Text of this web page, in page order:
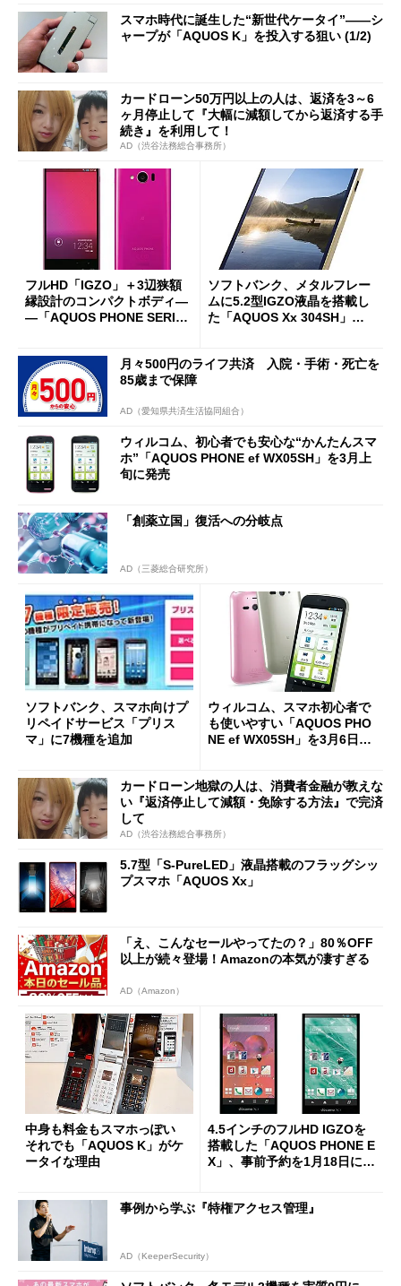
スマホ時代に誕生した“新世代ケータイ”――シ
ャープが「AQUOS K」を投入する狙い (1/2)
カードローン50万円以上の人は、返済を3～6
ヶ月停止して『大幅に減額してから返済する手
続き』を利用して！
AD（渋谷法務総合事務所）
フルHD「IGZO」＋3辺狭額
縁設計のコンパクトボディ―
―「AQUOS PHONE SERIE
ソフトバンク、メタルフレー
ムに5.2型IGZO液晶を搭載し
た「AQUOS Xx 304SH」を
月々500円のライフ共済 入院・手術・死亡を
85歳まで保障
AD（愛知県共済生活協同組合）
ウィルコム、初心者でも安心な“かんたんスマ
ホ”「AQUOS PHONE ef WX05SH」を3月上
旬に発売
「創薬立国」復活への分岐点
AD（三菱総合研究所）
ソフトバンク、スマホ向けプ
リペイドサービス「プリス
マ」に7機種を追加
ウィルコム、スマホ初心者で
も使いやすい「AQUOS PHO
NE ef WX05SH」を3月6日に
カードローン地獄の人は、消費者金融が教えな
い『返済停止して減額・免除する方法』で完済
して
AD（渋谷法務総合事務所）
5.7型「S-PureLED」液晶搭載のフラッグシッ
プスマホ「AQUOS Xx」
「え、こんなセールやってたの？」80％OFF
以上が続々登場！Amazonの本気が凄すぎる
AD（Amazon）
中身も料金もスマホっぽい
それでも「AQUOS K」がケ
ータイな理由
4.5インチのフルHD IGZOを
搭載した「AQUOS PHONE E
X」、事前予約を1月18日に開
事例から学ぶ『特権アクセス管理』
AD（KeeperSecurity）